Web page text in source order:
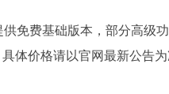
供免费基础版本，部分高级
体价格请以官网最新公告为